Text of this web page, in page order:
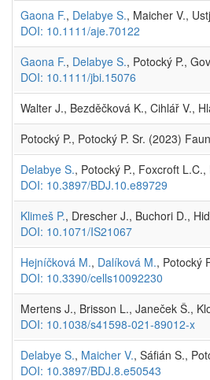
Gaona F., Delabye S., Maicher V.,
DOI: 10.1111/aje.70122
Gaona F., Delabye S., Potocký P.,
DOI: 10.1111/jbi.15076
Walter J., Bezděčková K., Cihlář V.,
Potocký P., Potocký P. Sr. (2023)
Delabye S., Potocký P., Foxcroft
DOI: 10.3897/BDJ.10.e89729
Klimeš P., Drescher J., Buchori D.,
DOI: 10.1071/IS21067
Hejníčková M., Dalíková M., Potocký
DOI: 10.3390/cells10092230
Mertens J., Brisson L., Janeček Š.,
DOI: 10.1038/s41598-021-89012-x
Delabye S., Maicher V., Sáfián S.,
DOI: 10.3897/BDJ.8.e50543